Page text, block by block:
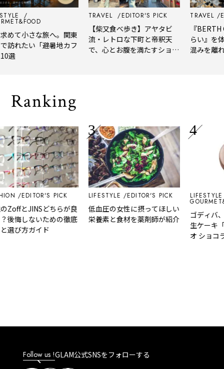
て小さな旅へ。関東
れたい「避暑地カフ
TRAVEL EDITOR'S PICK
【柴又食べ歩き】アヤタビ
流・レトロな下町と帝釈天
で、心とお腹を満たすショー
TRAVEL
『BERTH
らい』を体
混みを離れ
Ranking
EDITOR'S PICK
とJINSどちらが良
悔しないための徹底
び方ガイド
LIFESTYLE EDITOR'S PICK
低血圧の女性に摂ってほしい
栄養素と食材を薬剤師が紹介
LIFESTYLE
ゴディバ、
生ケーキ「
オ ショコラ
Follow us !GLAM公式SNSをフォローする